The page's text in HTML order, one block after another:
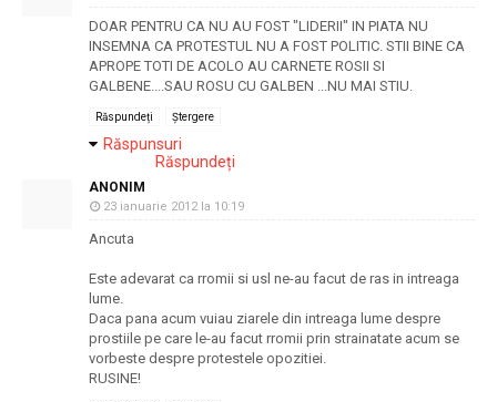
DOAR PENTRU CA NU AU FOST "LIDERII" IN PIATA NU
INSEMNA CA PROTESTUL NU A FOST POLITIC. STII BINE CA
APROPE TOTI DE ACOLO AU CARNETE ROSII SI
GALBENE....SAU ROSU CU GALBEN ...NU MAI STIU.
Răspundeți Ștergere
Răspunsuri
Răspundeți
ANONIM
23 ianuarie 2012 la 10:19
Ancuta
Este adevarat ca rromii si usl ne-au facut de ras in intreaga
lume.
Daca pana acum vuiau ziarele din intreaga lume despre
prostiile pe care le-au facut rromii prin strainatate acum se
vorbeste despre protestele opozitiei.
RUSINE!